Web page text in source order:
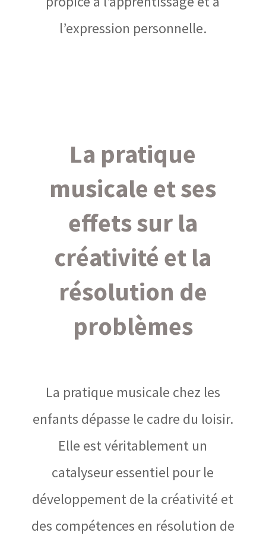
l’expression personnelle.
La pratique
musicale et ses
effets sur la
créativité et la
résolution de
problèmes
La pratique musicale chez les
enfants dépasse le cadre du loisir.
Elle est véritablement un
catalyseur essentiel pour le
développement de la créativité et
des compétences en résolution de